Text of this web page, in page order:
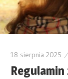
18 sierpnia 2025
Regulamin